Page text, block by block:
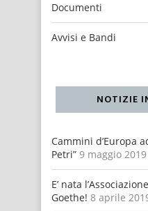
Documenti
Avvisi e Bandi
NOTIZIE
Cammini d’Europa
Petri” 9 maggio 2019
E’ nata
Goethe! 8 aprile